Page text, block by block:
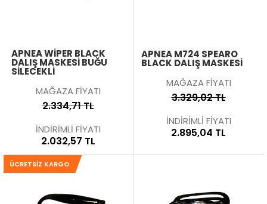
APNEA WIPER BLACK
DALIŞ MASKESI BUĞU
SILECEKLI
MAĞAZA FİYATI
2.334,71 TL
İNDİRİMLİ FİYATI
2.032,57 TL
APNEA M724 SPEARO
BLACK DALIŞ MASKESI
MAĞAZA FİYATI
3.329,02 TL
İNDİRİMLİ FİYATI
2.895,04 TL
ÜCRETSIZ KARGO